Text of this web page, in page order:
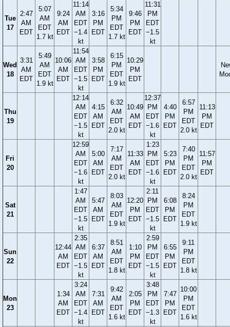
Tue
17
2:47
AM
EDT
5:07
AM
EDT
1.7 kt
9:24
AM
EDT
11:14
AM
EDT
−1.4
kt
3:16
PM
EDT
5:34
PM
EDT
1.7 kt
9:46
PM
EDT
11:31
PM
EDT
−1.5
kt
Wed
18
3:31
AM
EDT
5:49
AM
EDT
1.9 kt
10:06
AM
EDT
11:54
AM
EDT
−1.5
kt
3:58
PM
EDT
6:15
PM
EDT
1.9 kt
10:29
PM
EDT
Thu
19
12:14
AM
EDT
−1.5
kt
4:15
AM
EDT
6:32
AM
EDT
2.0 kt
10:49
AM
EDT
12:37
PM
EDT
−1.6
kt
4:40
PM
EDT
6:57
PM
EDT
2.0 kt
11:13
PM
EDT
Fri
20
12:59
AM
EDT
−1.6
kt
5:00
AM
EDT
7:17
AM
EDT
2.0 kt
11:33
AM
EDT
1:23
PM
EDT
−1.6
kt
5:23
PM
EDT
7:40
PM
EDT
2.0 kt
11:57
PM
EDT
Sat
21
1:47
AM
EDT
−1.5
kt
5:47
AM
EDT
8:03
AM
EDT
1.9 kt
12:20
PM
EDT
2:11
PM
EDT
−1.5
kt
6:08
PM
EDT
8:24
PM
EDT
1.9 kt
Sun
22
12:44
AM
EDT
2:35
AM
EDT
−1.5
kt
6:37
AM
EDT
8:51
AM
EDT
1.8 kt
1:10
PM
EDT
2:59
PM
EDT
−1.5
kt
6:55
PM
EDT
9:11
PM
EDT
1.8 kt
Mon
23
1:34
AM
EDT
3:24
AM
EDT
−1.4
kt
7:31
AM
EDT
9:42
AM
EDT
1.6 kt
2:05
PM
EDT
3:48
PM
EDT
−1.3
kt
7:47
PM
EDT
10:00
PM
EDT
1.6 kt